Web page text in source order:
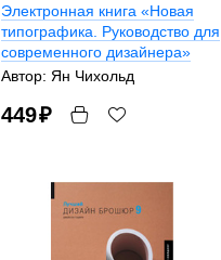
Электронная книга «Новая
типографика. Руководство для
современного дизайнера»
Автор: Ян Чихольд
449₽